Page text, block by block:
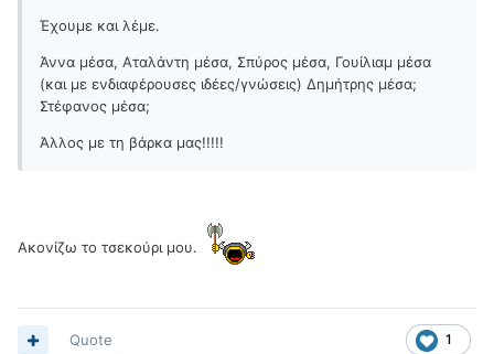
Έχουμε και λέμε.
Άννα μέσα, Αταλάντη μέσα, Σπύρος μέσα, Γουίλιαμ μέσα
(και με ενδιαφέρουσες ιδέες/γνώσεις) Δημήτρης μέσα;
Στέφανος μέσα;
Άλλος με τη βάρκα μας!!!!!
Ακονίζω το τσεκούρι μου.
1
Quote